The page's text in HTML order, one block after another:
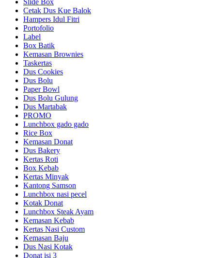
Slide Box
Cetak Dus Kue Balok
Hampers Idul Fitri
Portofolio
Label
Box Batik
Kemasan Brownies
Taskertas
Dus Cookies
Dus Bolu
Paper Bowl
Dus Bolu Gulung
Dus Martabak
PROMO
Lunchbox gado gado
Rice Box
Kemasan Donat
Dus Bakery
Kertas Roti
Box Kebab
Kertas Minyak
Kantong Samson
Lunchbox nasi pecel
Kotak Donat
Lunchbox Steak Ayam
Kemasan Kebab
Kertas Nasi Custom
Kemasan Baju
Dus Nasi Kotak
Donat isi 3